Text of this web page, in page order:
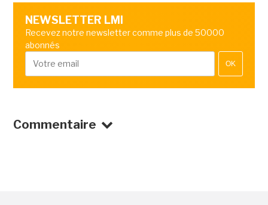
NEWSLETTER LMI
Recevez notre newsletter comme plus de 50000
abonnés
OK
Commentaire